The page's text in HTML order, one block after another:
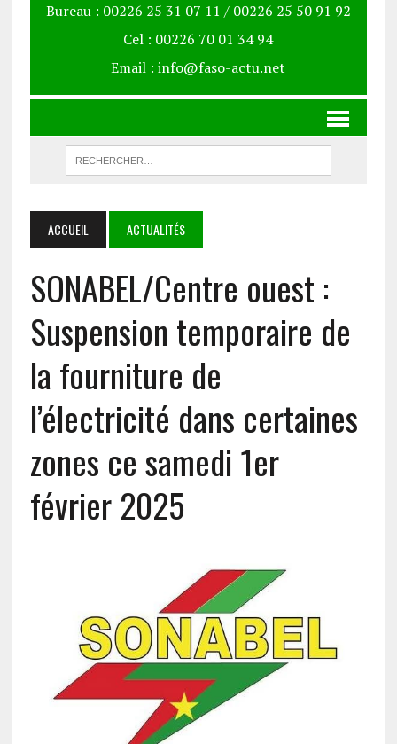
Bureau : 00226 25 31 07 11 / 00226 25 50 91 92
Cel : 00226 70 01 34 94
Email : info@faso-actu.net
ACCUEIL ACTUALITÉS
SONABEL/Centre ouest :
Suspension temporaire de
la fourniture de
l’électricité dans certaines
zones ce samedi 1er
février 2025